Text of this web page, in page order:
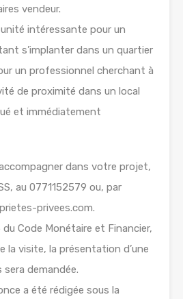
vendeur.
intéressante pour un
s’implanter dans un quartier
un professionnel cherchant à
de proximité dans un local
et immédiatement
dans votre projet,
au 0771152579 ou, par
privees.com.
du Code Monétaire et Financier,
la visite, la présentation d’une
sera demandée.
a été rédigée sous la